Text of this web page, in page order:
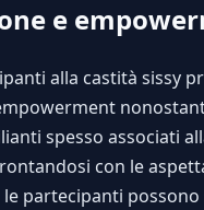
e
alla castità sissy
spesso associati
con le
le partecipanti